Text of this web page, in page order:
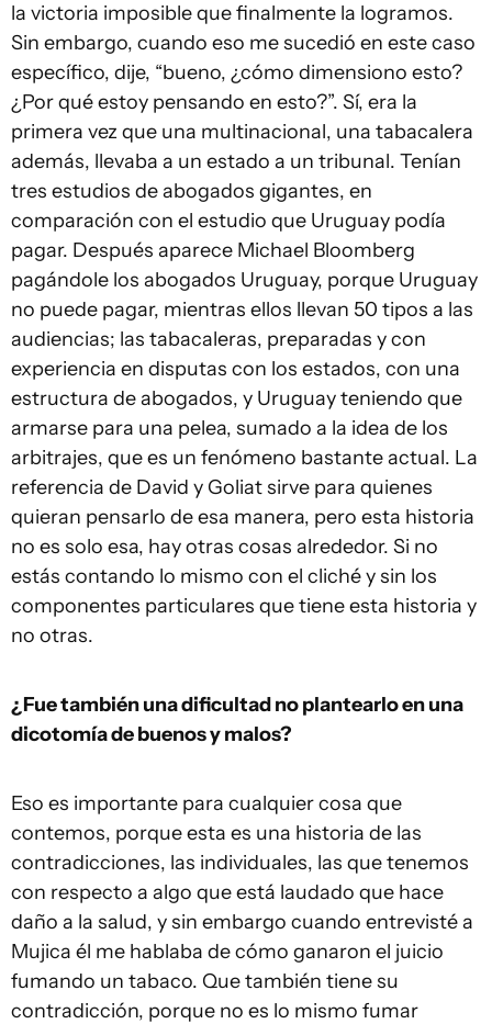
la victoria imposible que finalmente la logramos.
Sin embargo, cuando eso me sucedió en este caso
específico, dije, “bueno, ¿cómo dimensiono esto?
¿Por qué estoy pensando en esto?”. Sí, era la
primera vez que una multinacional, una tabacalera
además, llevaba a un estado a un tribunal. Tenían
tres estudios de abogados gigantes, en
comparación con el estudio que Uruguay podía
pagar. Después aparece Michael Bloomberg
pagándole los abogados Uruguay, porque Uruguay
no puede pagar, mientras ellos llevan 50 tipos a las
audiencias; las tabacaleras, preparadas y con
experiencia en disputas con los estados, con una
estructura de abogados, y Uruguay teniendo que
armarse para una pelea, sumado a la idea de los
arbitrajes, que es un fenómeno bastante actual. La
referencia de David y Goliat sirve para quienes
quieran pensarlo de esa manera, pero esta historia
no es solo esa, hay otras cosas alrededor. Si no
estás contando lo mismo con el cliché y sin los
componentes particulares que tiene esta historia y
no otras.
¿Fue también una dificultad no plantearlo en una
dicotomía de buenos y malos?
Eso es importante para cualquier cosa que
contemos, porque esta es una historia de las
contradicciones, las individuales, las que tenemos
con respecto a algo que está laudado que hace
daño a la salud, y sin embargo cuando entrevisté a
Mujica él me hablaba de cómo ganaron el juicio
fumando un tabaco. Que también tiene su
contradicción, porque no es lo mismo fumar